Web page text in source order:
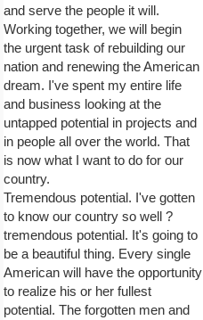
and serve the people it will.
Working together, we will begin
the urgent task of rebuilding our
nation and renewing the American
dream. I've spent my entire life
and business looking at the
untapped potential in projects and
in people all over the world. That
is now what I want to do for our
country.
Tremendous potential. I've gotten
to know our country so well ?
tremendous potential. It's going to
be a beautiful thing. Every single
American will have the opportunity
to realize his or her fullest
potential. The forgotten men and